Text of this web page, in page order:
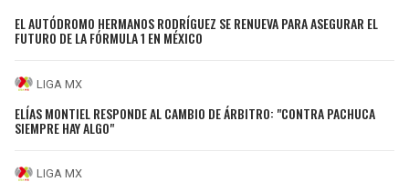
EL AUTÓDROMO HERMANOS RODRÍGUEZ SE RENUEVA PARA ASEGURAR EL
FUTURO DE LA FÓRMULA 1 EN MÉXICO
LIGA MX
ELÍAS MONTIEL RESPONDE AL CAMBIO DE ÁRBITRO: "CONTRA PACHUCA
SIEMPRE HAY ALGO"
LIGA MX